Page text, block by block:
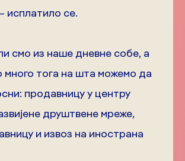
исплатило се.
смо из наше дневне собе, а
много тога на шта можемо да
продавницу у центру
друштвене мреже,
и извоз на инострана